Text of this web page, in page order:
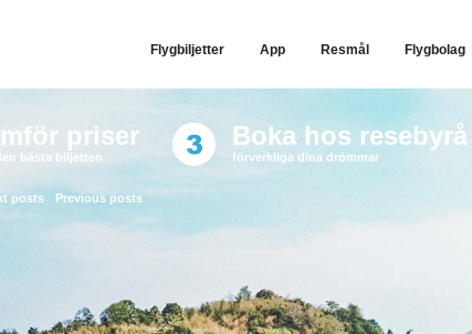
Flygbiljetter App Resmål Flygbolag
priser
bästa biljetten
Boka hos resebyrå
förverkliga dina drömmar
posts
Previous posts